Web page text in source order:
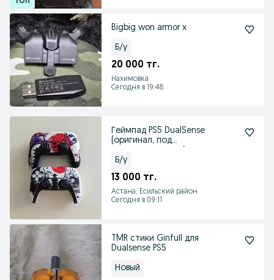
Bigbig won armor x
Б/у
20 000 тг.
Нахимовка
Сегодня в 19:48
Геймпад PS5 DualSense
(оригинал, под
запчасти)
Б/у
13 000 тг.
Астана, Есильский район
Сегодня в 09:11
TMR стики Ginfull для
Dualsense PS5
Новый